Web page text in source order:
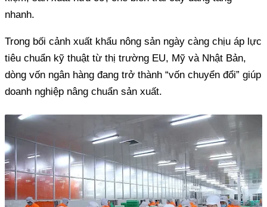
nhanh.
Trong bối cảnh xuất khẩu nông sản ngày càng chịu áp lực
tiêu chuẩn kỹ thuật từ thị trường EU, Mỹ và Nhật Bản,
dòng vốn ngân hàng đang trở thành “vốn chuyển đổi” giúp
doanh nghiệp nâng chuẩn sản xuất.